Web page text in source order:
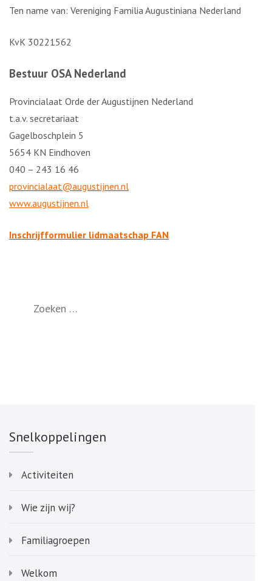
Ten name van: Vereniging Familia Augustiniana Nederland
KvK 30221562
Bestuur OSA Nederland
Provincialaat Orde der Augustijnen Nederland
t.a.v. secretariaat
Gagelboschplein 5
5654 KN Eindhoven
040 – 243 16 46
provincialaat@augustijnen.nl
www.augustijnen.nl
Inschrijfformulier lidmaatschap FAN
Snelkoppelingen
Activiteiten
Wie zijn wij?
Familiagroepen
Welkom